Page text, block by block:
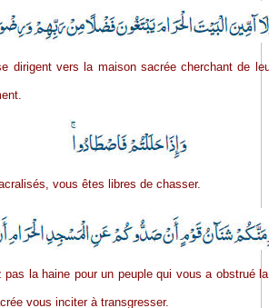
dirigent vers la maison sacrée cherchant de
vous êtes libres de chasser.
pas la haine pour un peuple qui vous a obstrué
vous inciter à transgresser.